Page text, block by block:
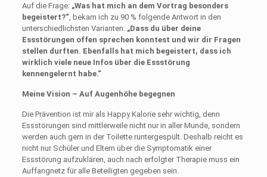
Auf die Frage: „Was hat mich an dem Vortrag besonders
begeistert?“, bekam ich zu 90 % folgende Antwort in den
unterschiedlichsten Varianten: „Dass du über deine
Essstörungen offen sprechen konntest und wir dir Fragen
stellen durften. Ebenfalls hat mich begeistert, dass ich
wirklich viele neue Infos über die Essstörung
kennengelernt habe.“
Meine Vision – Auf Augenhöhe begegnen
Die Prävention ist mir als Happy Kalorie sehr wichtig, denn
Essstörungen sind mittlerweile nicht nur in aller Munde, sondern
werden auch gern in der Toilette runtergespült. Deshalb reicht es
nicht nur Schüler und Eltern über die Symptomatik einer
Essstörung aufzuklären, auch nach erfolgter Therapie muss ein
Auffangnetz für alle Beteiligten gegeben sein.